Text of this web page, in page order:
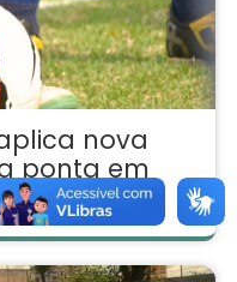
nova
ponta em